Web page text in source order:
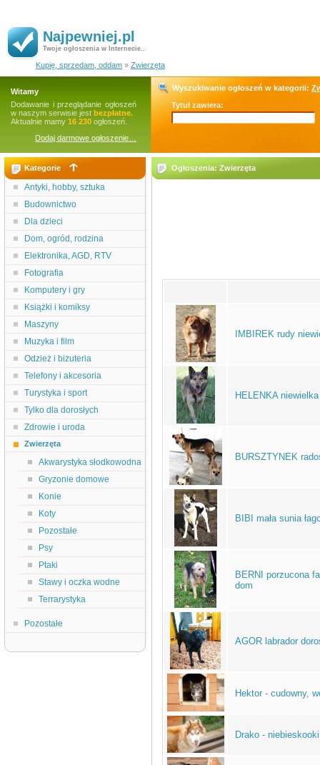
Najpewniej.pl
Twoje ogłoszenia w Internecie..
Kupię, sprzedam, oddam » Zwierzęta
Witamy
Dodawanie i przeglądanie ogłoszeń
w naszym serwisie jest bezpłatne.
Aktualnie mamy 16 230 ogłoszeń.
Dodaj darmowe ogłoszenie…
Wyszukiwanie ogłoszeń w kategorii:
Tytuł zawiera:
Kategorie
Antyki, hobby, sztuka
Budownictwo
Dla dzieci
Dom, ogród, rodzina
Elektronika, AGD, RTV
Fotografia
Komputery i gry
Książki i komiksy
Maszyny
Muzyka i film
Odzież i biżuteria
Telefony i akcesoria
Turystyka i sport
Tylko dla dorosłych
Zdrowie i uroda
Zwierzęta
Akwarystyka słodkowodna
Gryzonie domowe
Konie
Koty
Pozostałe
Psy
Ptaki
Stawy i oczka wodne
Terrarystyka
Pozostałe
Ogłoszenia: Zwierzęta
IMBIREK rudy
HELENKA
BURSZTYNEK
BIBI mała sunia
BERNI porzucona
dom
AGOR labrador
Hektor - cudowny,
Drako -